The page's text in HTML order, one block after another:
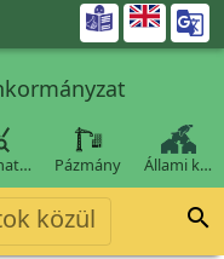

Pázmány Állami k…
közül 